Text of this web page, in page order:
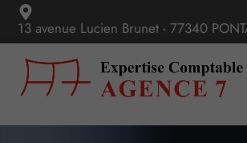
13 avenue Lucien Brunet - 77340